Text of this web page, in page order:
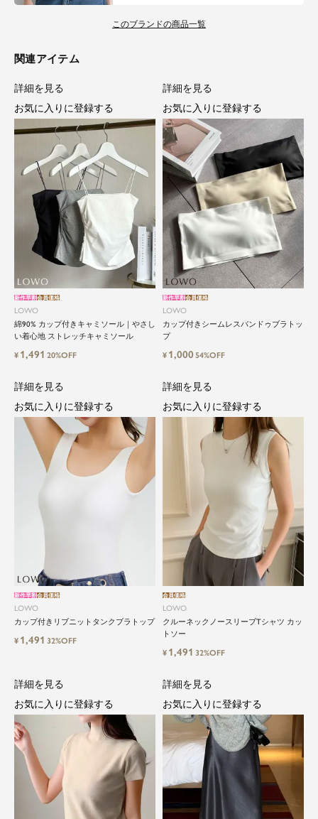
このブランドの商品一覧
関連アイテム
LOWO
綿90% カップ付きキャミソール｜やさし
い着心地 ストレッチキャミソール
新作早割会員価格
¥ 1,491 20%OFF
詳細を見る
お気に入りに登録する
LOWO
カップ付きシームレスバンドゥブラトッ
プ
新作早割会員価格
¥ 1,00054%OFF
詳細を見る
お気に入りに登録する
LOWO
カップ付きリブニットタンクブラトップ
新作早割会員価格
¥ 1,491 32%OFF
詳細を見る
お気に入りに登録する
LOWO
クルーネックノースリーブTシャツ カッ
トソー
会員価格
¥ 1,491 32%OFF
詳細を見る
お気に入りに登録する
詳細を見る
お気に入りに登録する
詳細を見る
お気に入りに登録する